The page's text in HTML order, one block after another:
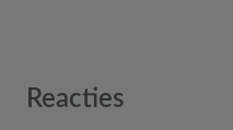
Reader
Reacties